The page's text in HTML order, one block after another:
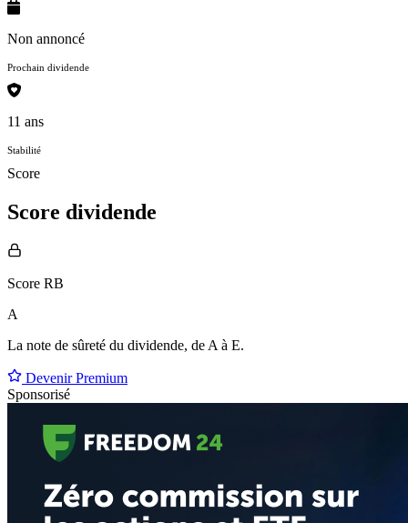
Non annoncé
Prochain dividende
11 ans
Stabilité
Score
Score dividende
Score RB
A
La note de sûreté du dividende, de A à E.
Devenir Premium
Sponsorisé